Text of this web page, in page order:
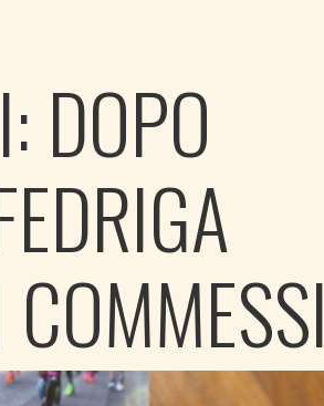
DOPO